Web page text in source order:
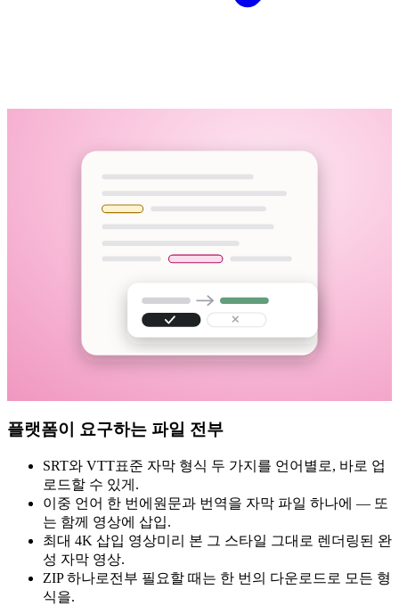
플랫폼이 요구하는 파일 전부
SRT와 VTT표준 자막 형식 두 가지를 언어별로, 바로 업
로드할 수 있게.
이중 언어 한 번에 원문과 번역을 자막 파일 하나에 — 또
는 함께 영상에 삽입.
최대 4K 삽입 영상미리 본 그 스타일 그대로 렌더링된 완
성 자막 영상.
ZIP 하나로전부 필요할 때는 한 번의 다운로드로 모든 형
식을.